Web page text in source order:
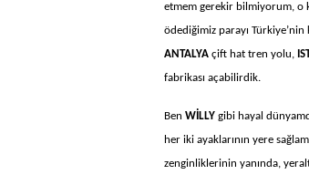
etmem gerekir bilmiyorum, o
ödediğimiz parayı Türkiye’nin
ANTALYA çift hat tren yolu,
fabrikası açabilirdik.
Ben WİLLY gibi hayal
her iki ayaklarının yere
zenginliklerinin yanında,